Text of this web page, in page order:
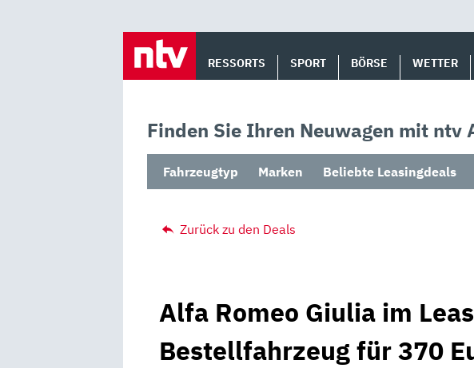
RESSORTS SPORT BÖRSE WETTER
Finden Sie Ihren Neuwagen mit ntv
Fahrzeugtyp Marken Beliebte Leasingdeals
Zurück zu den Deals
Alfa Romeo Giulia im
Bestellfahrzeug für 370